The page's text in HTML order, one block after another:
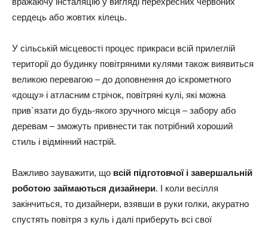
сердець або жовтих кілець.
У сільській місцевості процес прикраси всій прилеглій
території до будинку повітряними кулями також виявиться
великою перевагою – до доповнення до іскрометного
«дощу» і атласним стрічок, повітряні кулі, які можна
прив`язати до будь-якого зручного місця – забору або
деревам – зможуть привнести так потрібний хороший
стиль і відмінний настрій.
Важливо зауважити, що всій підготовчої і завершальній
роботою займаються дизайнери. І коли весілля
закінчиться, то дизайнери, взявши в руки голки, акуратно
спустять повітря з куль і далі приберуть всі свої